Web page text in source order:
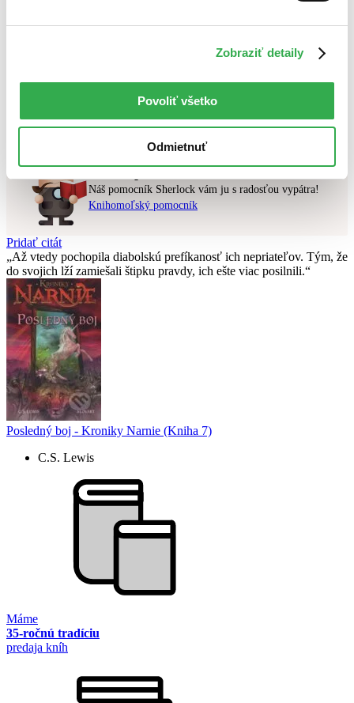
Zobraziť detaily
Povoliť všetko
Odmietnuť
vyhovujúci zadaným podmienkam.
Skúste prosím zmeniť vyhľadávaný výraz.
Chcete poradiť knihu?
Náš pomocník Sherlock vám ju s radosťou vypátra!
Knihomoľský pomocník
Pridať citát
Až vtedy pochopila diabolskú prefíkanosť ich nepriateľov. Tým, že
do svojich lží zamiešali štipku pravdy, ich ešte viac posilnili.
Posledný boj - Kroniky Narnie (Kniha 7)
C.S. Lewis
Máme
35-ročnú tradíciu
predaja kníh